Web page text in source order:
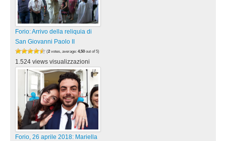
Forio: Arrivo della reliquia di
San Giovanni Paolo II
(2 votes, average: 4,50 out of 5)
1.524 views visualizzazioni
Forio, 26 aprile 2018: Mariella